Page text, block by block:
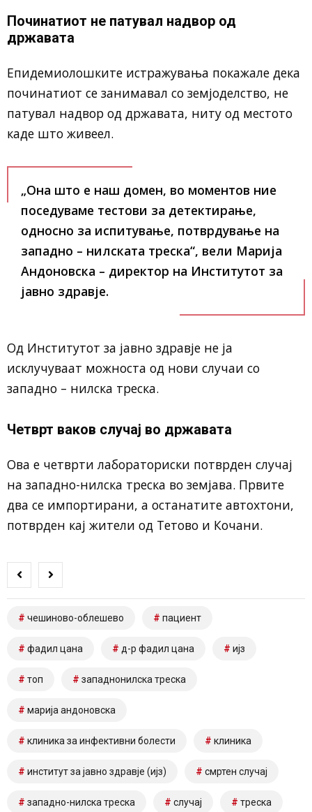
Починатиот не патувал надвор од
државата
Епидемиолошките истражувања покажале дека
починатиот се занимавал со земјоделство, не
патувал надвор од државата, ниту од местото
каде што живеел.
„Она што е наш домен, во моментов ние
поседуваме тестови за детектирање,
односно за испитување, потврдување на
западно – нилската треска“, вели Марија
Андоновска – директор на Институтот за
јавно здравје.
Од Институтот за јавно здравје не ја
исклучуваат можноста од нови случаи со
западно – нилска треска.
Четврт ваков случај во државата
Ова е четврти лабораториски потврден случај
на западно-нилска треска во земјава. Првите
два се импортирани, а останатите автохтони,
потврден кај жители од Тетово и Кочани.
чешиново-облешево пациент
фадил цана д-р фадил цана ијз
топ западнонилска треска
марија андоновска
клиника за инфективни болести клиника
институт за јавно здравје (ијз) смртен случај
западно-нилска треска случај треска